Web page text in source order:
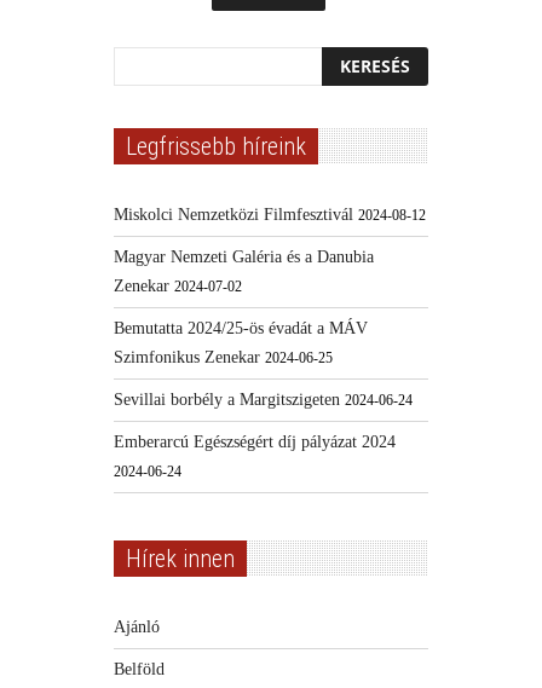
Legfrissebb híreink
Miskolci Nemzetközi Filmfesztivál 2024-08-12
Magyar Nemzeti Galéria és a Danubia
Zenekar 2024-07-02
Bemutatta 2024/25-ös évadát a MÁV
Szimfonikus Zenekar 2024-06-25
Sevillai borbély a Margitszigeten 2024-06-24
Emberarcú Egészségért díj pályázat 2024
2024-06-24
Hírek innen
Ajánló
Belföld